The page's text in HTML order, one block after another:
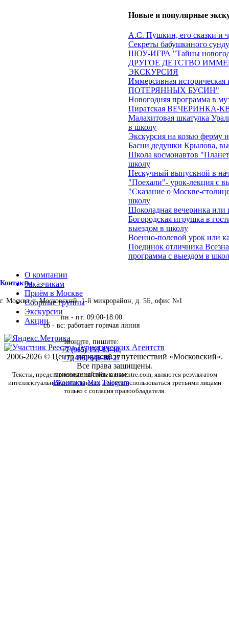
Новые и популярные
А.С. Пушкин, его сказки и
Секреты бабушкиного
ШОУ-ИГРА "Тайны
ДРУГОЕ ДЕТСТВО
ЭКСКУРСИЯ
Иммерсивная
ПОТЕРЯННЫХ БУСИН"
Новогодняя программа в
Пиратская ВЕЧЕРИНКА-
Малахитовая шкатулка
в школу
Экскурсия на козью ферму
Басни дедушки Крылова,
Школа космонавтов
школу
Нескучный выпускной в
"Поехали"- урок-лекция с
"Сказание о Москве-
школу
Шоколадная вечеринка или
Богородская игрушка в
выездом в школу
Военно-полевой урок или
Поединок отличника
программа с выездом в
Контакты
г. Москва, г. Московский, 1-й микрорайон, д. 5Б, офис №1
пн - пт: 09:00-18:00
сб - вс: работает горячая линия
звоните, пишите:
+7 (965) 159-83-40,
+7 (495) 646-88-27
присоединяйтесь к нам:
ВКонтакте Max Telegram
О компании
Заказчикам
Приём в Москве
Сборные группы
Экскурсии
Акции
2006-2026 © Центр экскурсий и путешествий «Московский».
Все права защищены.
Тексты, представленные на сайте moscentre.com, являются результатом
интеллектуальной деятельности и могут использоваться третьими лицами
только с согласия правообладателя.